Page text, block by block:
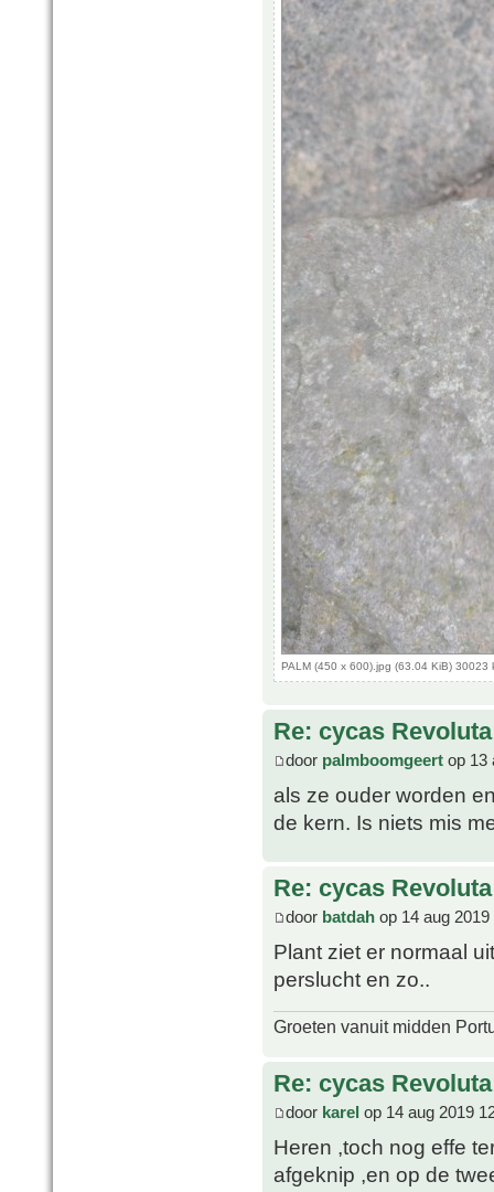
PALM (450 x 600).jpg (63.04 KiB) 30023
Re: cycas Revoluta
door palmboomgeert op 13
als ze ouder worden
de kern. Is niets mis
Re: cycas Revoluta
door batdah op 14 aug 2019
Plant ziet er normaal
perslucht en zo..
Groeten vanuit midden
Re: cycas Revoluta
door karel op 14 aug 2019
Heren ,toch nog effe
afgeknip ,en op de